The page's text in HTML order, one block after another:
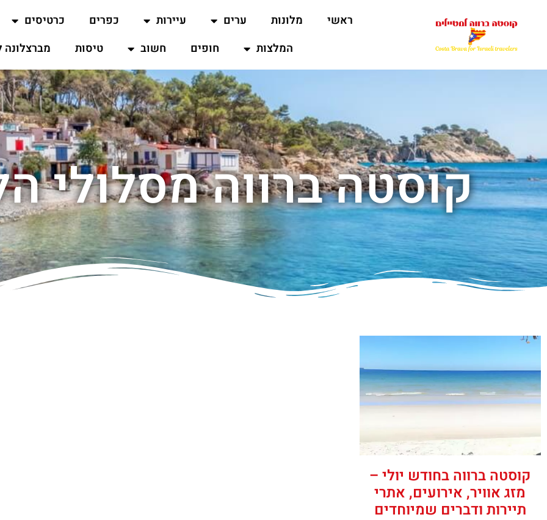
ראשי מלונות ערים עיירות כפרים כרטיסים
המלצות
חופים חשוב טיסות מברצלונה
קוסטה ברווה מסלולי
קוסטה ברווה בחודש יולי –
מזג אוויר, אירועים, אתרי
תיירות ודברים שמיוחדים